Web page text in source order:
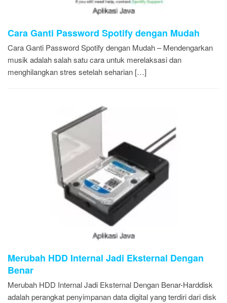
Cara Ganti Password Spotify dengan Mudah
Cara Ganti Password Spotify dengan Mudah – Mendengarkan
musik adalah salah satu cara untuk merelaksasi dan
menghilangkan stres setelah seharian […]
Merubah HDD Internal Jadi Eksternal Dengan
Benar
Merubah HDD Internal Jadi Eksternal Dengan Benar-Harddisk
adalah perangkat penyimpanan data digital yang terdiri dari disk